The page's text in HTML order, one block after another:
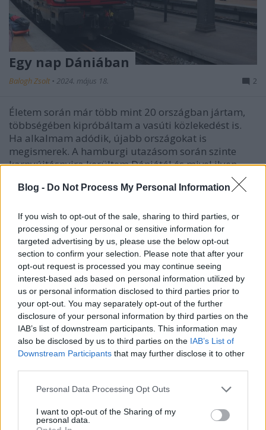
Blog - Do Not Process My Personal Information
If you wish to opt-out of the sale, sharing to third parties, or
processing of your personal or sensitive information for
targeted advertising by us, please use the below opt-out
section to confirm your selection. Please note that after your
opt-out request is processed you may continue seeing
interest-based ads based on personal information utilized by
us or personal information disclosed to third parties prior to
your opt-out. You may separately opt-out of the further
disclosure of your personal information by third parties on the
IAB’s list of downstream participants. This information may
also be disclosed by us to third parties on the IAB’s List of
Downstream Participants that may further disclose it to other
Please note that this website/app uses one or more Google
not limited to your visit or usage behaviour. You may click to
grant or deny consent to Google and its third-party tags to
Personal Data Processing Opt Outs
I want to opt-out of the Sharing of my
personal data.
Egy nap Dániában
Balogh Zsolt • 2024. május 18. 2
Életem során már több mint 20 országban jártam,
többségében kipróbáltam a vasúti közlekedést is.
Ha alkalmam adódik, újabb országokat is
megismerek. A hamburgi utazásom során szinte
karnyújtásnyira kerültem Dániától és mivel ilyen
kihagyhatatlan lehetőség volt,…
Balogh Zsolt•2024. május 14.